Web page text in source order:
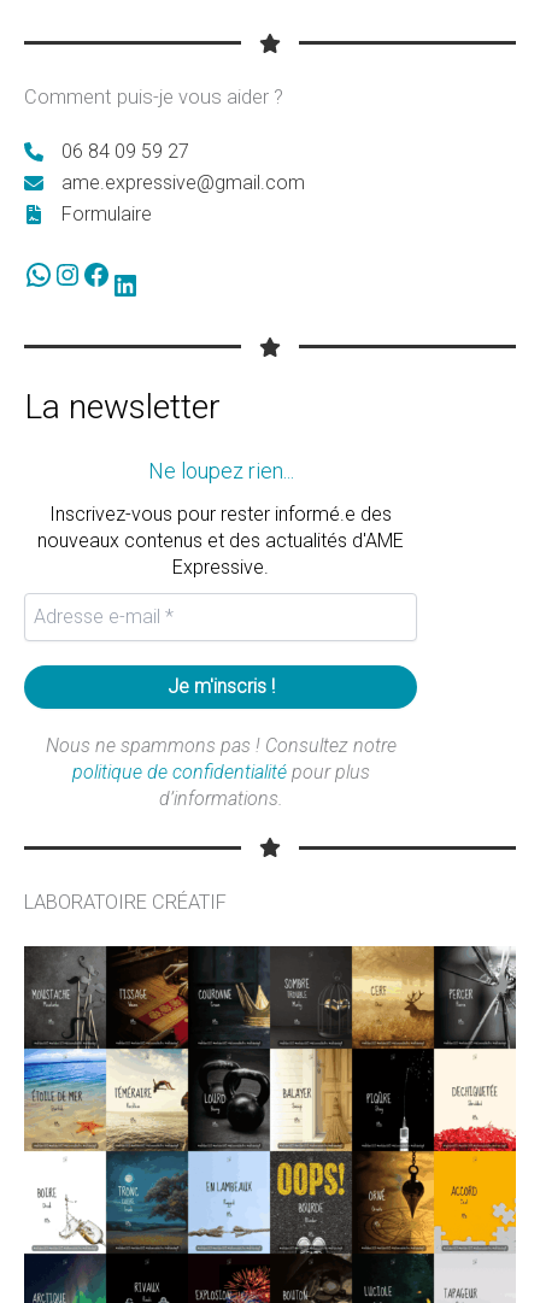
Comment puis-je vous aider ?
06 84 09 59 27
ame.expressive@gmail.com
Formulaire
WhatsApp Instagram Facebook LinkedIn
La newsletter
Ne loupez rien...
Inscrivez-vous pour rester informé.e des
nouveaux contenus et des actualités d'AME
Expressive.
Nous ne spammons pas ! Consultez notre
politique de confidentialitépour plus
d’informations.
LABORATOIRE CRÉATIF